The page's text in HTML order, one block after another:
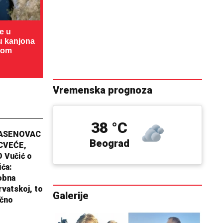
u
kanjona
Vučić o
to
Vremenska prognoza
Beograd
38 °C
Galerije